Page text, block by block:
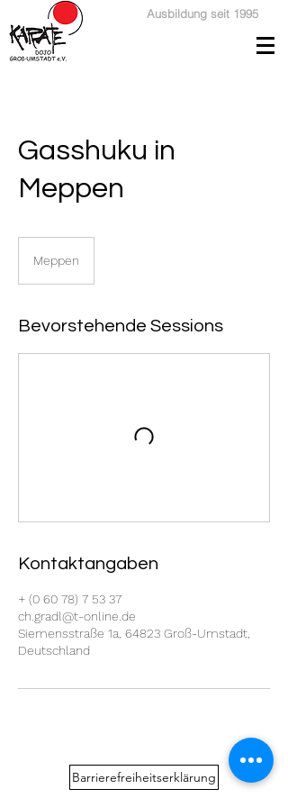
Ausbildung seit 1995
Gasshuku in
Meppen
Meppen
Bevorstehende Sessions
Kontaktangaben
+ (0 60 78) 7 53 37
ch.gradl@t-online.de
Siemensstraße 1a, 64823 Groß-Umstadt,
Deutschland
Barrierefreiheitserklärung